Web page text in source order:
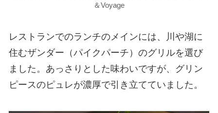
＆Voyage
レストランでのランチのメインには、川や湖に
住むザンダー（パイクパーチ）のグリルを選び
ました。あっさりとした味わいですが、グリン
ピースのピュレが濃厚で引き立てていました。